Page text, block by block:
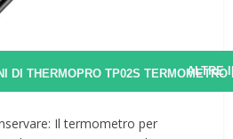
ALTRE
Il termometro per